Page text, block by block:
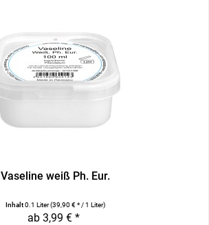
Vaseline weiß Ph. Eur.
Inhalt0.1 Liter(39,90 € * / 1 Liter)
ab 3,99 € *